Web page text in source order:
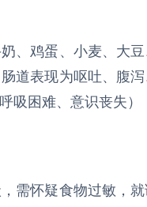
、鸡蛋、小麦、大
道表现为呕吐、腹
吸困难、意识丧失）
需怀疑食物过敏，